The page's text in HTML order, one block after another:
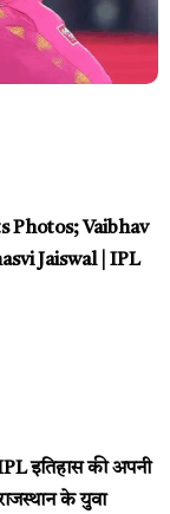
Photos; Vaibhav
Jaiswal | IPL
इतिहास की अपनी
के युवा